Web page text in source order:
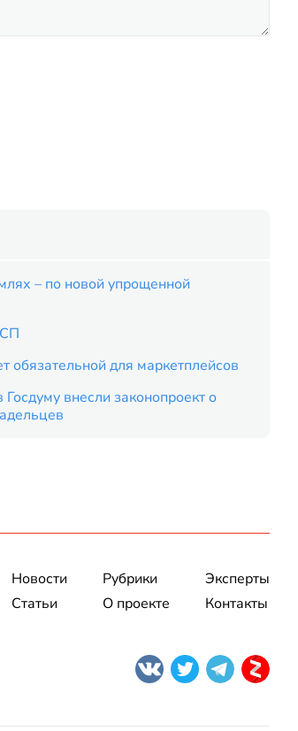
– по новой упрощенной
обязательной для маркетплейсов
внесли законопроект о
Новости
Статьи
Рубрики
О проекте
Эксперты
Контакты